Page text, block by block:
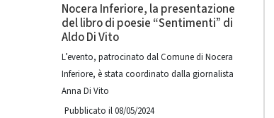
Nocera Inferiore, la presentazione
del libro di poesie “Sentimenti” di
Aldo Di Vito
L’evento, patrocinato dal Comune di Nocera
Inferiore, è stata coordinato dalla giornalista
Anna Di Vito
Pubblicato il 08/05/2024